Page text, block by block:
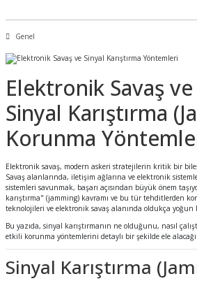
Genel
Elektronik Savaş
Sinyal Karıştırma
Korunma
Elektronik savaş, modern askeri stratejilerin kritik bir
Savaş alanlarında, iletişim ağlarına ve elektronik
sistemleri savunmak, başarı açısından büyük önem
karıştırma" (jamming) kavramı ve bu tür tehditlerden
teknolojileri ve elektronik savaş alanında oldukça yoğun
Bu yazıda, sinyal karıştırmanın ne olduğunu, nasıl
etkili korunma yöntemlerini detaylı bir şekilde ele
Sinyal Karıştırma